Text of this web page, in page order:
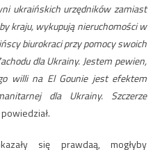
ukraińskich urzędników zamiast
kraju, wykupują nieruchomości w
biurokraci przy pomocy swoich
dla Ukrainy. Jestem pewien,
willi na El Gounie jest efektem
dla Ukrainy. Szczerze
się prawdaą, mogłyby